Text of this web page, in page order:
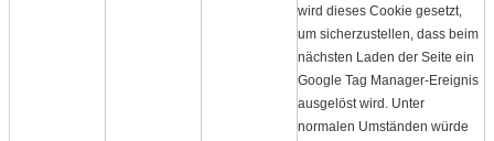
wird dieses Cookie gesetzt,
um sicherzustellen, dass beim
nächsten Laden der Seite ein
Google Tag Manager-Ereignis
ausgelöst wird. Unter
normalen Umständen würde